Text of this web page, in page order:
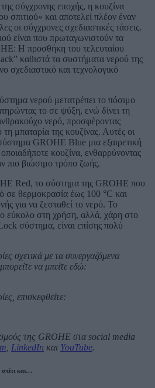
σύγχρονης εποχής, η κουζίνα
σπιτιού» και αποτελεί πλέον έναν
οι σύγχρονες σχεδιαστικές τάσεις.
είναι που πρωταγωνιστούν τα
Η προσθήκη του τελευταίου
καθιστά τα συστήματα νερού της
σχεδιαστικό και τεχνολογικό
νερού μετατρέπει το πόσιμο
το σε ψύξη, ενώ δίνει τη
νερό, προσφέροντας
μπαταρία της κουζίνας. Αυτές οι
GROHE Blue μια εξαιρετική
κουζίνα, ενθαρρύνοντας
πιο βιώσιμο τρόπο ζωής.
Red, το σύστημα της GROHE που
σε θερμοκρασία έως 100 °C και
για να ζεσταθεί το νερό. Το
εύκολο στη χρήση, αλλά, χάρη στο
σύστημα, είναι επίσης πολύ
σχετικά με τα συνεργαζόμενα
να μπείτε εδώ:
επισκεφθείτε:
της GROHE σταsocial media
LinkedIn και YouTube.
σπίτι και…